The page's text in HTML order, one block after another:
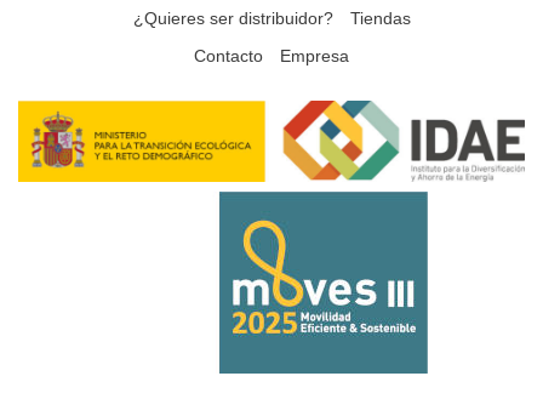
¿Quieres ser distribuidor?
Tiendas
Contacto
Empresa